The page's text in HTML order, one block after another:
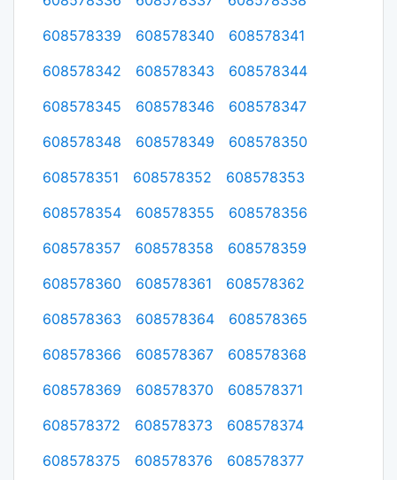
608578339
608578340
608578341
608578342
608578343
608578344
608578345
608578346
608578347
608578348
608578349
608578350
608578351
608578352
608578353
608578354
608578355
608578356
608578357
608578358
608578359
608578360
608578361
608578362
608578363
608578364
608578365
608578366
608578367
608578368
608578369
608578370
608578371
608578372
608578373
608578374
608578375
608578376 608578377